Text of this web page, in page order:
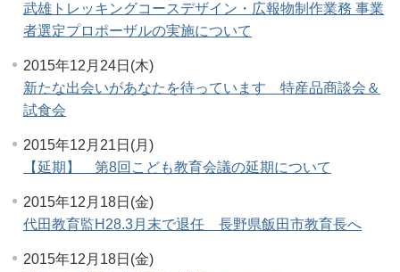
武雄トレッキングコースデザイン・広報物制作業務 事業
者選定プロポーザルの実施について
2015年12月24日(木)
新たな出会いがあなたを待っています 特産品商談会＆
試食会
2015年12月21日(月)
【延期】 第8回こども教育会議の延期について
2015年12月18日(金)
代田教育監H28.3月末で退任 長野県飯田市教育長へ
2015年12月18日(金)